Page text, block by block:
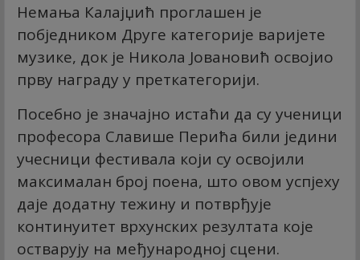
Немања Калајџић проглашен је
побједником Друге категорије варијете
музике, док је Никола Јовановић освојио
прву награду у преткатегорији.
Посебно је значајно истаћи да су ученици
професора Славише Перића били једини
учесници фестивала који су освојили
максималан број поена, што овом успјеху
даје додатну тежину и потврђује
континуитет врхунских резултата које
остварују на међународној сцени.